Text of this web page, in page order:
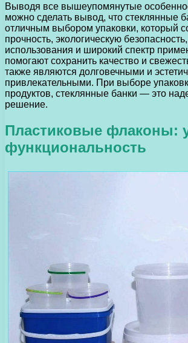
Выводя все вышеупомянутые
можно сделать вывод, что стеклянные
отличным выбором упаковки, который
прочность, экологическую
использования и широкий спектр
помогают сохранить качество и
также являются долговечными и
привлекательными. При выборе
продуктов, стеклянные банки — это
решение.
Пластиковые флаконы:
функциональность